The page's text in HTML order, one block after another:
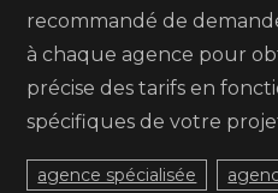
recommandé de
à chaque agence pour
précise des tarifs en
spécifiques de votre
agence spécialisée